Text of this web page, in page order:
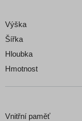
Výška
Šířka
Hloubka
Hmotnost
Vnitřní paměť